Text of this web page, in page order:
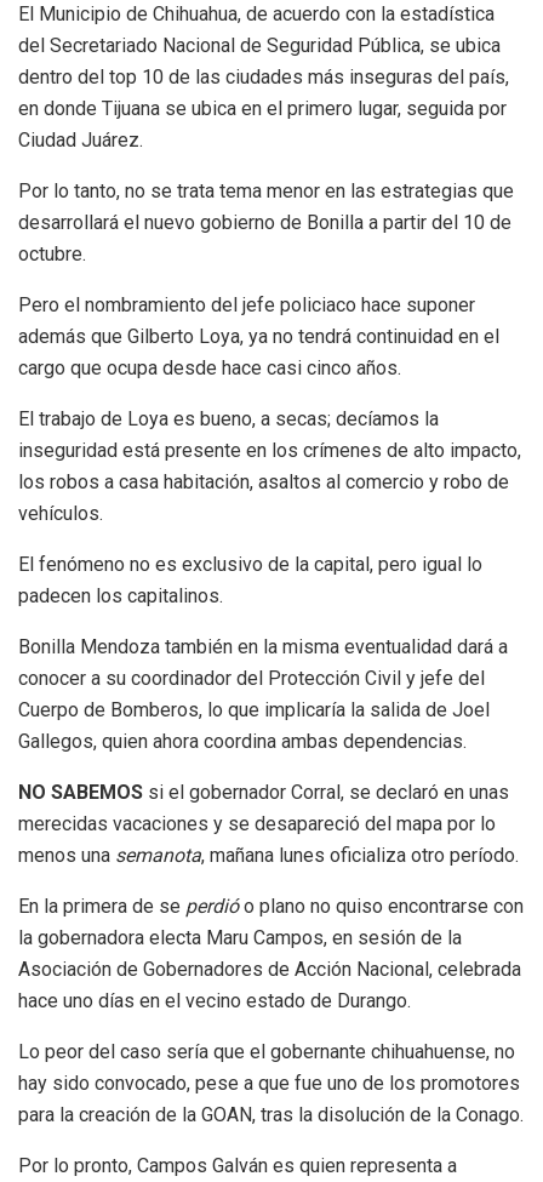
El Municipio de Chihuahua, de acuerdo con la estadística
del Secretariado Nacional de Seguridad Pública, se ubica
dentro del top 10 de las ciudades más inseguras del país,
en donde Tijuana se ubica en el primero lugar, seguida por
Ciudad Juárez.
Por lo tanto, no se trata tema menor en las estrategias que
desarrollará el nuevo gobierno de Bonilla a partir del 10 de
octubre.
Pero el nombramiento del jefe policiaco hace suponer
además que Gilberto Loya, ya no tendrá continuidad en el
cargo que ocupa desde hace casi cinco años.
El trabajo de Loya es bueno, a secas; decíamos la
inseguridad está presente en los crímenes de alto impacto,
los robos a casa habitación, asaltos al comercio y robo de
vehículos.
El fenómeno no es exclusivo de la capital, pero igual lo
padecen los capitalinos.
Bonilla Mendoza también en la misma eventualidad dará a
conocer a su coordinador del Protección Civil y jefe del
Cuerpo de Bomberos, lo que implicaría la salida de Joel
Gallegos, quien ahora coordina ambas dependencias.
NO SABEMOS si el gobernador Corral, se declaró en unas
merecidas vacaciones y se desapareció del mapa por lo
menos una semanota, mañana lunes oficializa otro período.
En la primera de se perdióo plano no quiso encontrarse con
la gobernadora electa Maru Campos, en sesión de la
Asociación de Gobernadores de Acción Nacional, celebrada
hace uno días en el vecino estado de Durango.
Lo peor del caso sería que el gobernante chihuahuense, no
hay sido convocado, pese a que fue uno de los promotores
para la creación de la GOAN, tras la disolución de la Conago.
Por lo pronto, Campos Galván es quien representa a